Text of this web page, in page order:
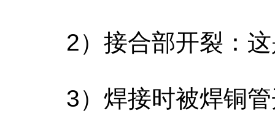
2）接合部开裂：这
3）焊接时被焊铜管